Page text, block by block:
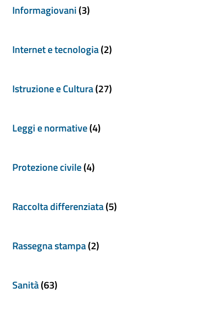
Informagiovani(3)
Internet e tecnologia(2)
Istruzione e Cultura(27)
Leggi e normative(4)
Protezione civile(4)
Raccolta differenziata(5)
Rassegna stampa(2)
Sanità(63)